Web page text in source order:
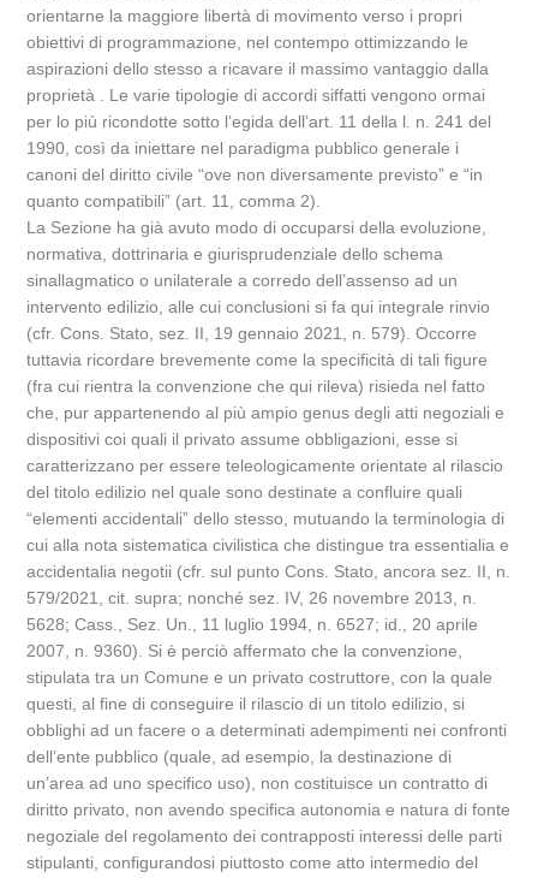
orientarne la maggiore libertà di movimento verso i propri
obiettivi di programmazione, nel contempo ottimizzando le
aspirazioni dello stesso a ricavare il massimo vantaggio dalla
proprietà . Le varie tipologie di accordi siffatti vengono ormai
per lo più ricondotte sotto l’egida dell’art. 11 della l. n. 241 del
1990, così da iniettare nel paradigma pubblico generale i
canoni del diritto civile “ove non diversamente previsto” e “in
quanto compatibili” (art. 11, comma 2).
La Sezione ha già avuto modo di occuparsi della evoluzione,
normativa, dottrinaria e giurisprudenziale dello schema
sinallagmatico o unilaterale a corredo dell’assenso ad un
intervento edilizio, alle cui conclusioni si fa qui integrale rinvio
(cfr. Cons. Stato, sez. II, 19 gennaio 2021, n. 579). Occorre
tuttavia ricordare brevemente come la specificità di tali figure
(fra cui rientra la convenzione che qui rileva) risieda nel fatto
che, pur appartenendo al più ampio genus degli atti negoziali e
dispositivi coi quali il privato assume obbligazioni, esse si
caratterizzano per essere teleologicamente orientate al rilascio
del titolo edilizio nel quale sono destinate a confluire quali
“elementi accidentali” dello stesso, mutuando la terminologia di
cui alla nota sistematica civilistica che distingue tra essentialia e
accidentalia negotii (cfr. sul punto Cons. Stato, ancora sez. II, n.
579/2021, cit. supra; nonché sez. IV, 26 novembre 2013, n.
5628; Cass., Sez. Un., 11 luglio 1994, n. 6527; id., 20 aprile
2007, n. 9360). Si è perciò affermato che la convenzione,
stipulata tra un Comune e un privato costruttore, con la quale
questi, al fine di conseguire il rilascio di un titolo edilizio, si
obblighi ad un facere o a determinati adempimenti nei confronti
dell’ente pubblico (quale, ad esempio, la destinazione di
un’area ad uno specifico uso), non costituisce un contratto di
diritto privato, non avendo specifica autonomia e natura di fonte
negoziale del regolamento dei contrapposti interessi delle parti
stipulanti, configurandosi piuttosto come atto intermedio del